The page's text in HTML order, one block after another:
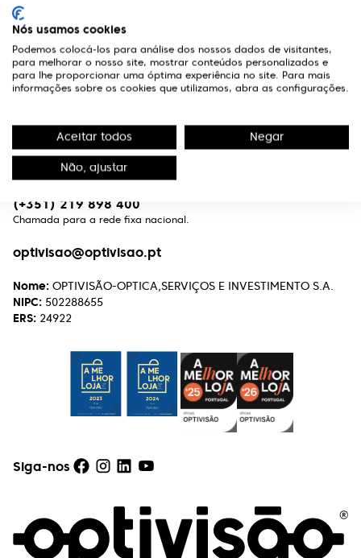
Formato
Geométrico
Genero
A Optivisão
Links Úteis
Edifício Premium
R. Miguel Serrano, nº 9 - 3º Miraflores,
1495-173 Algés
(+351) 219 898 400
Chamada para a rede fixa nacional.
optivisao@optivisao.pt
Nome: OPTIVISÃO-OPTICA,SERVIÇOS E INVESTIMENTO S.A.
NIPC: 502288655
ERS: 24922
Siga-nos
Nós usamos cookies
Podemos colocá-los para análise dos nossos dados de visitantes,
para melhorar o nosso site, mostrar conteúdos personalizados e
para lhe proporcionar uma óptima experiência no site. Para mais
informações sobre os cookies que utilizamos, abra as configurações.
Aceitar todos Negar
Não, ajustar